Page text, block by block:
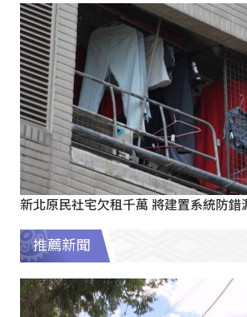
新北原民社宅欠租千萬 將建置系統防錯
推薦新聞